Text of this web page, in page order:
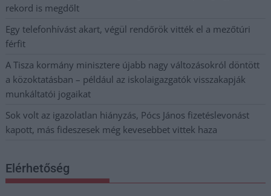
rekord is megdőlt
Egy telefonhívást akart, végül rendőrök vitték el a mezőtúri
férfit
A Tisza kormány minisztere újabb nagy változásokról döntött
a közoktatásban – például az iskolaigazgatók visszakapják
munkáltatói jogaikat
Sok volt az igazolatlan hiányzás, Pócs János fizetéslevonást
kapott, más fideszesek még kevesebbet vittek haza
Elérhetőség